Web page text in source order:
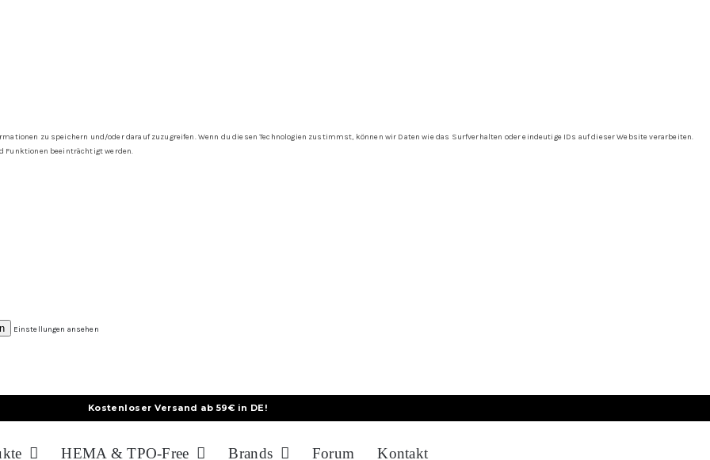
zu speichern und/oder darauf zuzugreifen. Wenn du diesen Technologien zustimmst, können wir Daten wie das Surfverhalten oder eindeutige IDs auf dieser Website verarbeiten.
beeinträchtigt werden.
Einstellungen ansehen
Kostenloser Versand ab 59€ in DE!
HEMA & TPO-Free Brands Forum
Kontakt